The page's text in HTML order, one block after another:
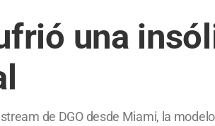
una
de DGO desde Miami, la